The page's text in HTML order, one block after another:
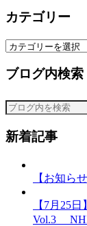
カテゴリー
カ
ゴ
ー
ブログ内検索
新着記事
【お知ら
【7月25
Vol.3